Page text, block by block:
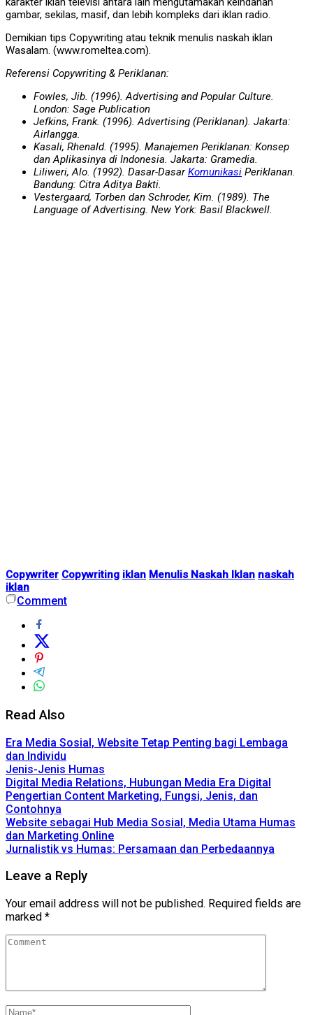
gambar, sekilas, masif, dan lebih kompleks dari iklan radio.
Demikian tips Copywriting atau teknik menulis naskah iklan
Wasalam. (www.romeltea.com).
Referensi Copywriting & Periklanan:
Fowles, Jib. (1996). Advertising and Popular Culture.
London: Sage Publication
Jefkins, Frank. (1996). Advertising (Periklanan). Jakarta:
Airlangga.
Kasali, Rhenald. (1995). Manajemen Periklanan: Konsep
dan Aplikasinya di Indonesia. Jakarta: Gramedia.
Liliweri, Alo. (1992). Dasar-DasarKomunikasi Periklanan.
Bandung: Citra Aditya Bakti.
Vestergaard, Torben dan Schroder, Kim. (1989). The
Language of Advertising. New York: Basil Blackwell.
Copywriter Copywriting iklan Menulis Naskah Iklan naskah
iklan
Comment
Read Also
Era Media Sosial, Website Tetap Penting bagi Lembaga
dan Individu
Jenis-Jenis Humas
Digital Media Relations, Hubungan Media Era Digital
Pengertian Content Marketing, Fungsi, Jenis, dan
Contohnya
Website sebagai Hub Media Sosial, Media Utama Humas
dan Marketing Online
Jurnalistik vs Humas: Persamaan dan Perbedaannya
Leave a Reply
Your email address will not be published. Required fields are
marked *